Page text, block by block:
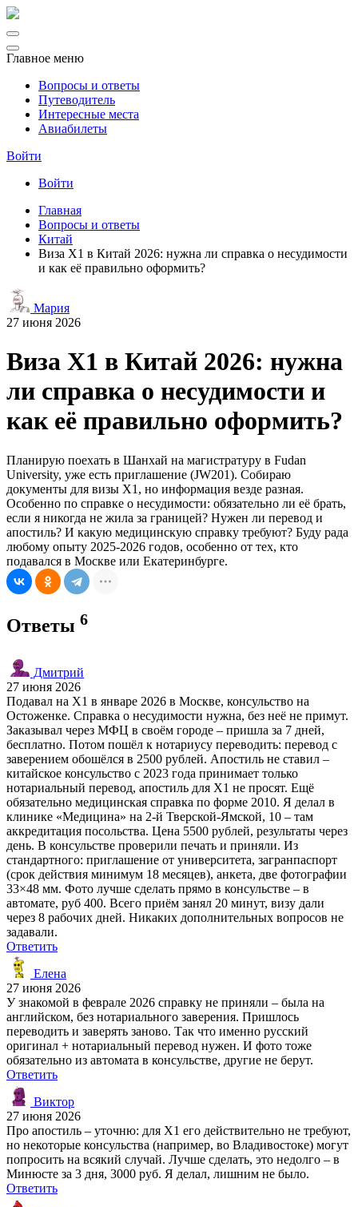
Главное меню
Вопросы и ответы
Путеводитель
Интересные места
Авиабилеты
Войти
Войти
Главная
Вопросы и ответы
Китай
Виза X1 в Китай 2026: нужна ли справка о несудимости
и как её правильно оформить?
Мария
27 июня 2026
Виза X1 в Китай 2026: нужна
ли справка о несудимости и
как её правильно оформить?
Планирую поехать в Шанхай на магистратуру в Fudan
University, уже есть приглашение (JW201). Собираю
документы для визы X1, но информация везде разная.
Особенно по справке о несудимости: обязательно ли её брать,
если я никогда не жила за границей? Нужен ли перевод и
апостиль? И какую медицинскую справку требуют? Буду рада
любому опыту 2025-2026 годов, особенно от тех, кто
подавался в Москве или Екатеринбурге.
Ответы 6
Дмитрий
27 июня 2026
Подавал на X1 в январе 2026 в Москве, консульство на
Остоженке. Справка о несудимости нужна, без неё не примут.
Заказывал через МФЦ в своём городе – пришла за 7 дней,
бесплатно. Потом пошёл к нотариусу переводить: перевод с
заверением обошёлся в 2500 рублей. Апостиль не ставил –
китайское консульство с 2023 года принимает только
нотариальный перевод, апостиль для X1 не просят. Ещё
обязательно медицинская справка по форме 2010. Я делал в
клинике «Медицина» на 2-й Тверской-Ямской, 10 – там
аккредитация посольства. Цена 5500 рублей, результаты через
день. В консульстве проверили печать и приняли. Из
стандартного: приглашение от университета, загранпаспорт
(срок действия минимум 18 месяцев), анкета, две фотографии
33×48 мм. Фото лучше сделать прямо в консульстве – в
автомате, руб 400. Всего приём занял 20 минут, визу дали
через 8 рабочих дней. Никаких дополнительных вопросов не
задавали.
Ответить
Елена
27 июня 2026
У знакомой в феврале 2026 справку не приняли – была на
английском, без нотариального заверения. Пришлось
переводить и заверять заново. Так что именно русский
оригинал + нотариальный перевод нужен. И фото тоже
обязательно из автомата в консульстве, другие не берут.
Ответить
Виктор
27 июня 2026
Про апостиль – уточню: для X1 его действительно не требуют,
но некоторые консульства (например, во Владивостоке) могут
попросить на всякий случай. Лучше сделать, это недолго – в
Минюсте за 3 дня, 3000 руб. Я делал, лишним не было.
Ответить